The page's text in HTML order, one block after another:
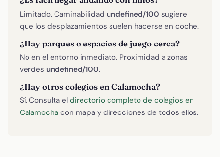
Limitado. Caminabilidad undefined/100 sugiere
que los desplazamientos suelen hacerse en coche.
¿Hay parques o espacios de juego cerca?
No en el entorno inmediato. Proximidad a zonas
verdes undefined/100.
¿Hay otros colegios en Calamocha?
Sí. Consulta el directorio completo de colegios en
Calamocha con mapa y direcciones de todos ellos.